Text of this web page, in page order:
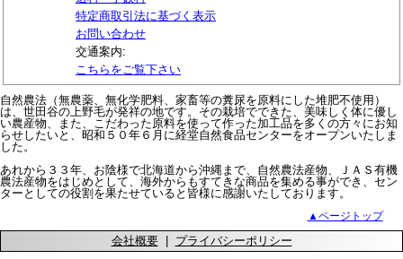
特定商取引法に基づく表示
お問い合わせ
交通案内:
こちらをご覧下さい
自然農法（無農薬、無化学肥料、家畜等の糞尿を原料にした堆肥不使用）
は、世田谷の上野毛が発祥の地です。その栽培でできた、美味しく体に優し
い農産物、また、こだわった原料を使って作った加工品を多くの方々にお知
らせしたいと、昭和５０年６月に経堂自然食品センターをオープンいたしま
した。
あれから３３年、お陰様で北海道から沖縄まで、自然農法産物、ＪＡＳ有機
農法産物をはじめとして、海外からもすてきな商品を集める事ができ、セン
ターとしての役割を果たせていると皆様に感謝いたしております。
▲ページトップ
会社概要| プライバシーポリシー